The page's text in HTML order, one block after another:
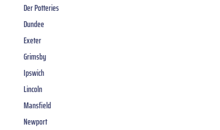
Der Potteries
Dundee
Exeter
Grimsby
Ipswich
Lincoln
Mansfield
Newport